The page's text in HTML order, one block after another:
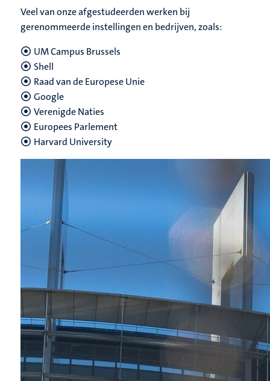
Veel van onze afgestudeerden werken bij
gerenommeerde instellingen en bedrijven, zoals:
UM Campus Brussels
Shell
Raad van de Europese Unie
Google
Verenigde Naties
Europees Parlement
Harvard University